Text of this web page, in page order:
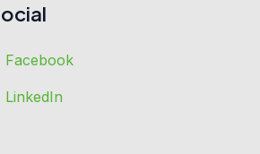
Facebook
LinkedIn